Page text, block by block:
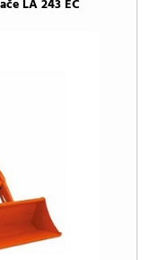
LA 243 EC